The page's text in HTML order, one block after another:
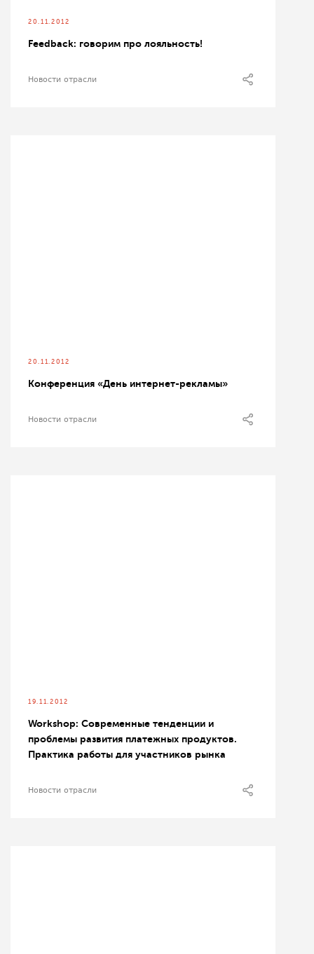
20.11.2012
Feedback: говорим про лояльность!
Новости отрасли
20.11.2012
Конференция «День интернет-рекламы»
Новости отрасли
19.11.2012
Workshop: Современные тенденции и
проблемы развития платежных продуктов.
Практика работы для участников рынка
Новости отрасли